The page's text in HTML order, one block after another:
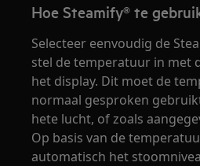
Hoe Steamify® te
Selecteer eenvoudig de
stel de temperatuur in met
het display. Dit moet de
normaal gesproken
hete lucht, of zoals
Op basis van de
automatisch het